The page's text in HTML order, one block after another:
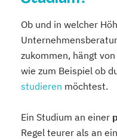
Ob und in welcher
zukommen, hängt
wie zum Beispiel ob
studieren möchtest.
Ein Studium an einer
Regel teurer als an